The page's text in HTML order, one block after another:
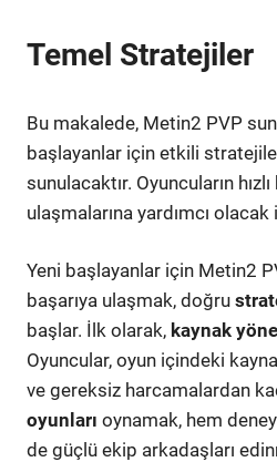
Temel Stratejiler
Bu makalede, Metin2 PVP
başlayanlar için etkili
sunulacaktır. Oyuncuların
ulaşmalarına yardımcı
Yeni başlayanlar için Metin2
başarıya ulaşmak, doğru
başlar. İlk olarak, kaynak
Oyuncular, oyun içindeki
ve gereksiz harcamalardan
oyunları oynamak, hem
de güçlü ekip arkadaşları